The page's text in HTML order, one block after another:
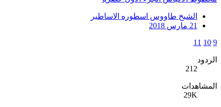
الشيخ طاووس اسطوره الاساطير
21 مارس 2018
9
10
11
الردود
212
المشاهدات
29K